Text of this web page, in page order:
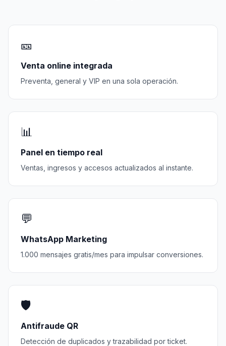
🎫
Venta online integrada
Preventa, general y VIP en una sola operación.
📊
Panel en tiempo real
Ventas, ingresos y accesos actualizados al instante.
💬
WhatsApp Marketing
1.000 mensajes gratis/mes para impulsar conversiones.
🛡️
Antifraude QR
Detección de duplicados y trazabilidad por ticket.